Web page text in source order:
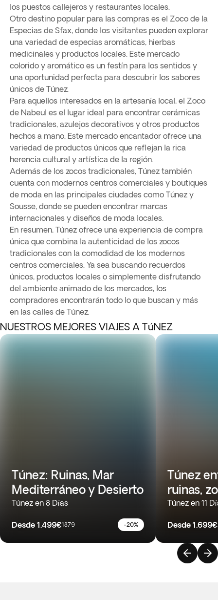
los puestos callejeros y restaurantes locales.
Otro destino popular para las compras es el Zoco de la
Especias de Sfax, donde los visitantes pueden explorar
una variedad de especias aromáticas, hierbas
medicinales y productos locales. Este mercado
colorido y aromático es un festín para los sentidos y
una oportunidad perfecta para descubrir los sabores
únicos de Túnez.
Para aquellos interesados en la artesanía local, el Zoco
de Nabeul es el lugar ideal para encontrar cerámicas
tradicionales, azulejos decorativos y otros productos
hechos a mano. Este mercado encantador ofrece una
variedad de productos únicos que reflejan la rica
herencia cultural y artística de la región.
Además de los zocos tradicionales, Túnez también
cuenta con modernos centros comerciales y boutiques
de moda en las principales ciudades como Túnez y
Sousse, donde se pueden encontrar marcas
internacionales y diseños de moda locales.
En resumen, Túnez ofrece una experiencia de compra
única que combina la autenticidad de los zocos
tradicionales con la comodidad de los modernos
centros comerciales. Ya sea buscando recuerdos
únicos, productos locales o simplemente disfrutando
del ambiente animado de los mercados, los
compradores encontrarán todo lo que buscan y más
en las calles de Túnez.
NUESTROS MEJORES VIAJES A TúNEZ
Túnez: Ruinas, Mar
Mediterráneo y Desierto
Túnez en 8 Días
Desde 1.499€1879 -20%
Túnez
ruinas,
Túnez en 11
Desde 1.699€